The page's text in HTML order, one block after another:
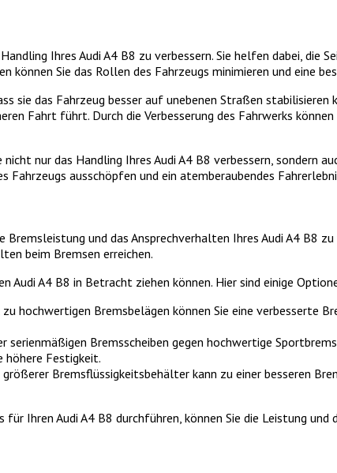
Ihres Audi A4 B8 zu verbessern. Sie helfen dabei, die
Sie das Rollen des Fahrzeugs minimieren und eine
sie das Fahrzeug besser auf unebenen Straßen stabilisieren
Fahrt führt. Durch die Verbesserung des Fahrwerks
nur das Handling Ihres Audi A4 B8 verbessern, sondern
ausschöpfen und ein atemberaubendes
und das Ansprechverhalten Ihres Audi A4 B8
beim Bremsen erreichen.
Audi A4 B8 in Betracht ziehen können. Hier sind einige
zu hochwertigen Bremsbelägen können Sie eine verbesserte
serienmäßigen Bremsscheiben gegen hochwertige
höhere Festigkeit.
größerer Bremsflüssigkeitsbehälter kann zu einer besseren
Ihren Audi A4 B8 durchführen, können Sie die Leistung